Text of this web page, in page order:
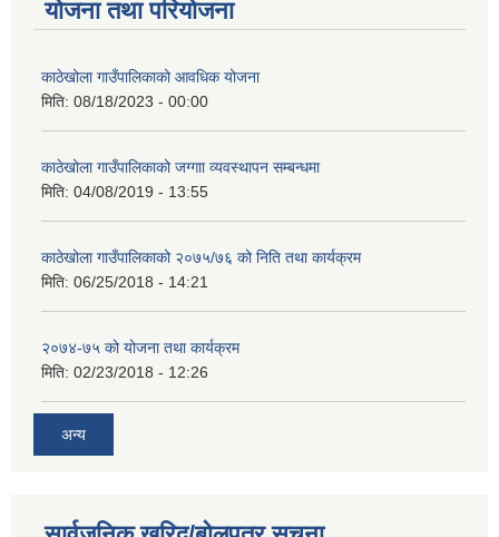
योजना तथा परियोजना
काठेखोला गाउँपालिकाको आवधिक योजना
मिति: 08/18/2023 - 00:00
काठेखोला गाउँपालिकाको जग्गाा व्यवस्थापन सम्बन्धमा
मिति: 04/08/2019 - 13:55
काठेखोला गाउँपालिकाको २०७५/७६ को निति तथा कार्यक्रम
मिति: 06/25/2018 - 14:21
२०७४-७५ को योजना तथा कार्यक्रम
मिति: 02/23/2018 - 12:26
अन्य